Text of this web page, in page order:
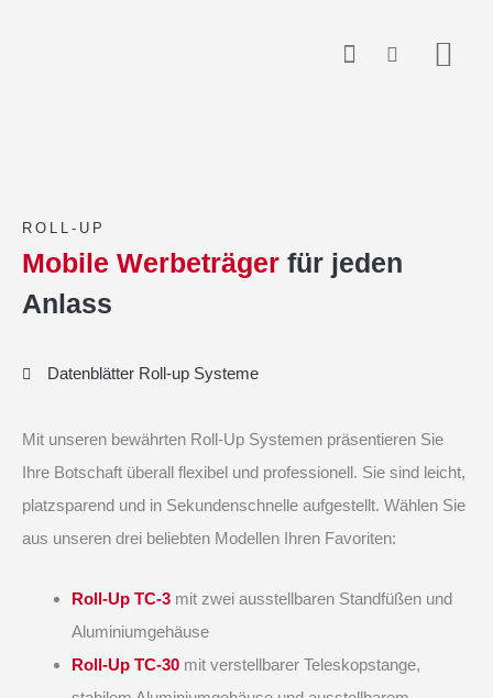
ROLL-UP
Mobile Werbeträger für jeden
Anlass
Datenblätter Roll-up Systeme
Mit unseren bewährten Roll-Up Systemen präsentieren Sie
Ihre Botschaft überall flexibel und professionell. Sie sind leicht,
platzsparend und in Sekundenschnelle aufgestellt. Wählen Sie
aus unseren drei beliebten Modellen Ihren Favoriten:
Roll-Up TC-3 mit zwei ausstellbaren Standfüßen und
Aluminiumgehäuse
Roll-Up TC-30 mit verstellbarer Teleskopstange,